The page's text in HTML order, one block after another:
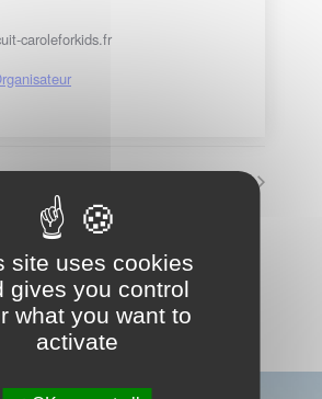
caroleforkids.fr
Accès moto payant
LE CALENDRIER COMPLET
site uses cookies
gives you control
what you want to
activate